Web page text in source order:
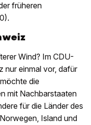
früheren
Wind? Im CDU-
nur einmal vor, dafür
die
mit Nachbarstaaten
für die Länder des
Island und